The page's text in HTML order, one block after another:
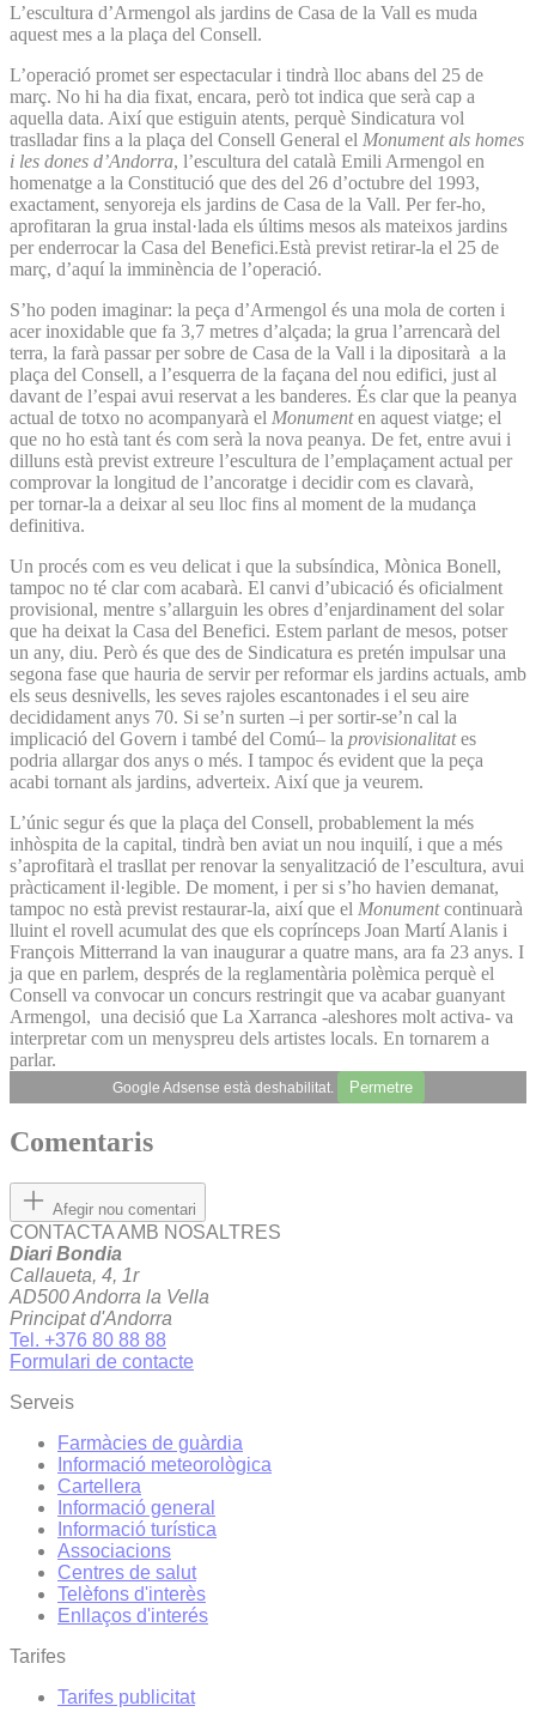
L’escultura d’Armengol als jardins de Casa de la Vall es muda
aquest mes a la plaça del Consell.
L’operació promet ser espectacular i tindrà lloc abans del 25 de
març. No hi ha dia fixat, encara, però tot indica que serà cap a
aquella data. Així que estiguin atents, perquè Sindicatura vol
traslladar fins a la plaça del Consell General el Monument als homes
i les dones d’Andorra, l’escultura del català Emili Armengol en
homenatge a la Constitució que des del 26 d’octubre del 1993,
exactament, senyoreja els jardins de Casa de la Vall. Per fer-ho,
aprofitaran la grua instal·lada els últims mesos als mateixos jardins
per enderrocar la Casa del Benefici.Està previst retirar-la el 25 de
març, d’aquí la imminència de l’operació.
S’ho poden imaginar: la peça d’Armengol és una mola de corten i
acer inoxidable que fa 3,7 metres d’alçada; la grua l’arrencarà del
terra, la farà passar per sobre de Casa de la Vall i la dipositarà a la
plaça del Consell, a l’esquerra de la façana del nou edifici, just al
davant de l’espai avui reservat a les banderes. És clar que la peanya
actual de totxo no acompanyarà el Monumenten aquest viatge; el
que no ho està tant és com serà la nova peanya. De fet, entre avui i
dilluns està previst extreure l’escultura de l’emplaçament actual per
comprovar la longitud de l’ancoratge i decidir com es clavarà,
per tornar-la a deixar al seu lloc fins al moment de la mudança
definitiva.
Un procés com es veu delicat i que la subsíndica, Mònica Bonell,
tampoc no té clar com acabarà. El canvi d’ubicació és oficialment
provisional, mentre s’allarguin les obres d’enjardinament del solar
que ha deixat la Casa del Benefici. Estem parlant de mesos, potser
un any, diu. Però és que des de Sindicatura es pretén impulsar una
segona fase que hauria de servir per reformar els jardins actuals, amb
els seus desnivells, les seves rajoles escantonades i el seu aire
decididament anys 70. Si se’n surten –i per sortir-se’n cal la
implicació del Govern i també del Comú– la provisionalitates
podria allargar dos anys o més. I tampoc és evident que la peça
acabi tornant als jardins, adverteix. Així que ja veurem.
L’únic segur és que la plaça del Consell, probablement la més
inhòspita de la capital, tindrà ben aviat un nou inquilí, i que a més
s’aprofitarà el trasllat per renovar la senyalització de l’escultura, avui
pràcticament il·legible. De moment, i per si s’ho havien demanat,
tampoc no està previst restaurar-la, així que el Monumentcontinuarà
lluint el rovell acumulat des que els coprínceps Joan Martí Alanis i
François Mitterrand la van inaugurar a quatre mans, ara fa 23 anys. I
ja que en parlem, després de la reglamentària polèmica perquè el
Consell va convocar un concurs restringit que va acabar guanyant
Armengol, una decisió que La Xarranca -aleshores molt activa- va
interpretar com un menyspreu dels artistes locals. En tornarem a
parlar.
Google Adsense està deshabilitat. Permetre
Comentaris
Afegir nou comentari
CONTACTA AMB NOSALTRES
Diari Bondia
Callaueta, 4, 1r
AD500 Andorra la Vella
Principat d'Andorra
Tel. +376 80 88 88
Formulari de contacte
Serveis
Farmàcies de guàrdia
Informació meteorològica
Cartellera
Informació general
Informació turística
Associacions
Centres de salut
Telèfons d'interès
Enllaços d'interés
Tarifes
Tarifes publicitat